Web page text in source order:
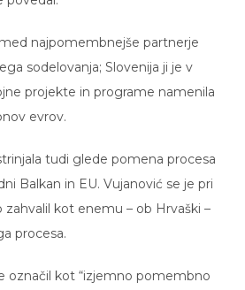
sodelovanja; Slovenija ji je v
projekte in programe namenila
evrov.
Balkan in EU. Vujanović se je pri
kot enemu – ob Hrvaški –
procesa.